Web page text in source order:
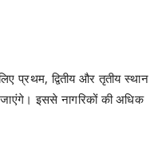
प्रथम, द्वितीय और तृतीय स्थान
इससे नागरिकों की अधिक